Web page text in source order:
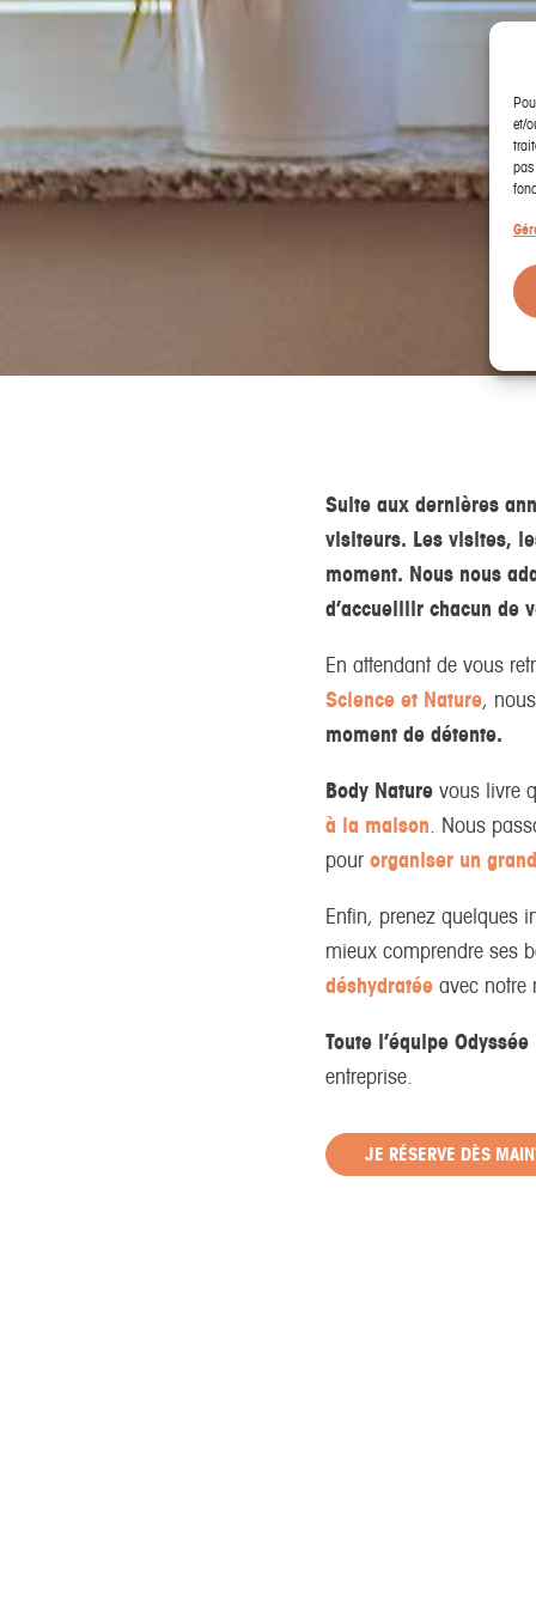
et/
Suite aux dernières
visiteurs. Les visites,
moment. Nous nous
d’accueillir chacun de
En attendant de vous
Science et Nature,
moment de détente.
Body Nature vous livre
à la maison . Nous
pour organiser un
Enfin, prenez quelques
mieux comprendre ses
déshydratée avec
Toute l’équipe
entreprise.
JE RÉSERVE DÈS